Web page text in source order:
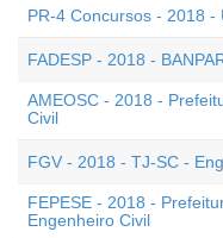
PR-4 Concursos - 2018
FADESP - 2018 -
AMEOSC - 2018 -
Civil
FGV - 2018 - TJ-SC -
FEPESE - 2018 -
Engenheiro Civil